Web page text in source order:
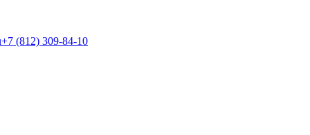
+7 (812) 309-84-10